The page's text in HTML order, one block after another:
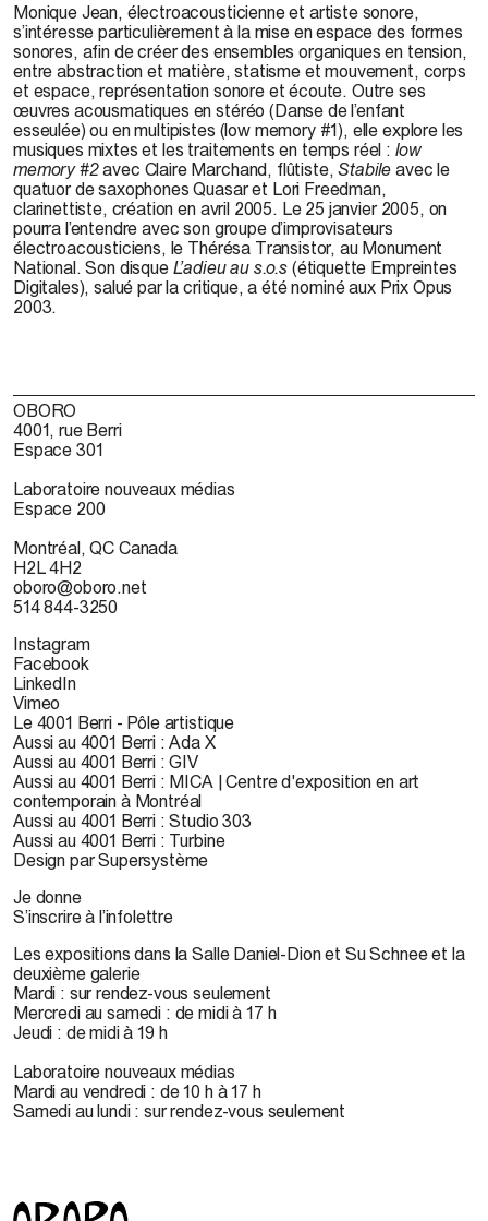
Monique Jean, électroacousticienne et artiste sonore,
s’intéresse particulièrement à la mise en espace des formes
sonores, afin de créer des ensembles organiques en tension,
entre abstraction et matière, statisme et mouvement, corps
et espace, représentation sonore et écoute. Outre ses
œuvres acousmatiques en stéréo (Danse de l’enfant
esseulée) ou en multipistes (low memory #1), elle explore les
musiques mixtes et les traitements en temps réel : low
memory #2avec Claire Marchand, flûtiste,Stabile avec le
quatuor de saxophones Quasar et Lori Freedman,
clarinettiste, création en avril 2005. Le 25 janvier 2005, on
pourra l’entendre avec son groupe d’improvisateurs
électroacousticiens, le Thérésa Transistor, au Monument
National. Son disque L’adieu au s.o.s (étiquette Empreintes
Digitales), salué par la critique, a été nominé aux Prix Opus
2003.
OBORO
4001, rue Berri
Espace 301
Laboratoire nouveaux médias
Espace 200
Montréal, QC Canada
H2L 4H2
oboro@oboro.net
514 844-3250
Instagram
Facebook
LinkedIn
Vimeo
Le 4001 Berri - Pôle artistique
Aussi au 4001 Berri : Ada X
Aussi au 4001 Berri : GIV
Aussi au 4001 Berri : MICA | Centre d'exposition en art
contemporain à Montréal
Aussi au 4001 Berri : Studio 303
Aussi au 4001 Berri : Turbine
Design par Supersystème
Je donne
S’inscrire à l’infolettre
Les expositions dans la Salle Daniel-Dion et Su Schnee et la
deuxième galerie
Mardi : sur rendez-vous seulement
Mercredi au samedi : de midi à 17 h
Jeudi : de midi à 19 h
Laboratoire nouveaux médias
Mardi au vendredi : de 10 h à 17 h
Samedi au lundi : sur rendez-vous seulement